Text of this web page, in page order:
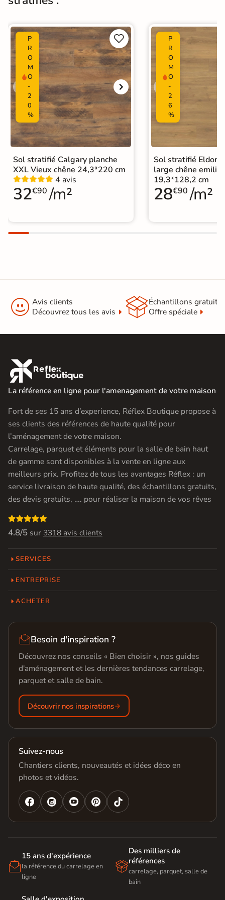
Fabrication
résistante pour un confort
d’utilisation.
Normes Certification CE
Entretien
Facile à entretenir : habituellement
nettoyés à sec avec un chiffon ou
serpillère, les sols stratifiés peuvent
aussi être nettoyés à l’eau avec
produits de base neutres.
Origine Allemagne
Format Simplifié
Parquet
25x220 cm
Sol stratifié grand format
P
R
O
M
O
-
2
0
%


Sol stratifié Calgary planche
XXL Vieux chêne 24,3*220 cm
4 avis
32€90 /m²
P
R
O
M
O
-
2
6
%
Sol stratifié
large chêne emilia
19,3*128,2 cm
28€90 /m²
 Avis clients
Découvrez tous les avis
Échantillons gratuit
Offre spéciale

La référence en ligne pour l'amenagement de votre maison
Fort de ses 15 ans d’experience, Réflex Boutique propose à
ses clients des références de haute qualité pour
l’aménagement de votre maison.
Carrelage, parquet et éléments pour la salle de bain haut
de gamme sont disponibles à la vente en ligne aux
meilleurs prix. Profitez de tous les avantages Réflex : un
service livraison de haute qualité, des échantillons gratuits,
des devis gratuits, …. pour réaliser la maison de vos rêves

4.8/5 sur 3318 avis clients
SERVICES
ENTREPRISE
ACHETER
Besoin d'inspiration ?
Découvrez nos conseils « Bien choisir », nos guides
d'aménagement et les dernières tendances carrelage,
parquet et salle de bain.
Découvrir nos inspirations
Suivez-nous
Chantiers clients, nouveautés et idées déco en
photos et vidéos.
   

15 ans d'expérience
la référence du carrelage en
ligne

Des milliers de
références
carrelage, parquet, salle de
bain